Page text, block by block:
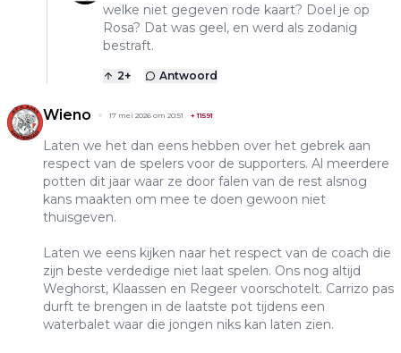
welke niet gegeven rode kaart? Doel je op
Rosa? Dat was geel, en werd als zodanig
bestraft.
2+ Antwoord
Wieno 17 mei 2026 om 20:51 +11591
Laten we het dan eens hebben over het gebrek aan
respect van de spelers voor de supporters. Al meerdere
potten dit jaar waar ze door falen van de rest alsnog
kans maakten om mee te doen gewoon niet
thuisgeven.
Laten we eens kijken naar het respect van de coach die
zijn beste verdedige niet laat spelen. Ons nog altijd
Weghorst, Klaassen en Regeer voorschotelt. Carrizo pas
durft te brengen in de laatste pot tijdens een
waterbalet waar die jongen niks kan laten zien.